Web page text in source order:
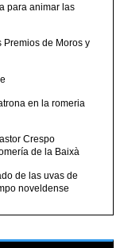
para animar las
Premios de Moros y
en la romeria
Crespo
de la Baixà
de las uvas de
noveldense